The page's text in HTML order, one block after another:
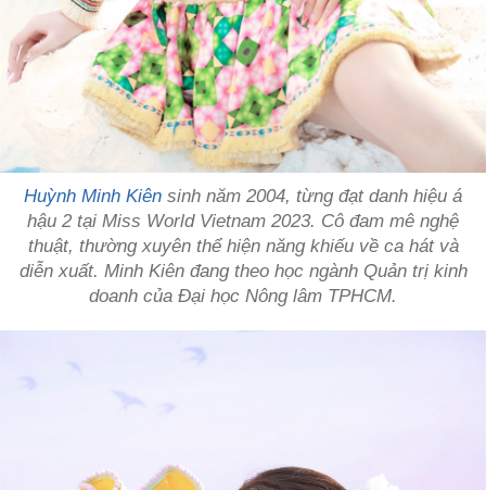
Huỳnh Minh Kiên sinh năm 2004, từng đạt danh hiệu á
hậu 2 tại Miss World Vietnam 2023. Cô đam mê nghệ
thuật, thường xuyên thể hiện năng khiếu về ca hát và
diễn xuất. Minh Kiên đang theo học ngành Quản trị kinh
doanh của Đại học Nông lâm TPHCM.